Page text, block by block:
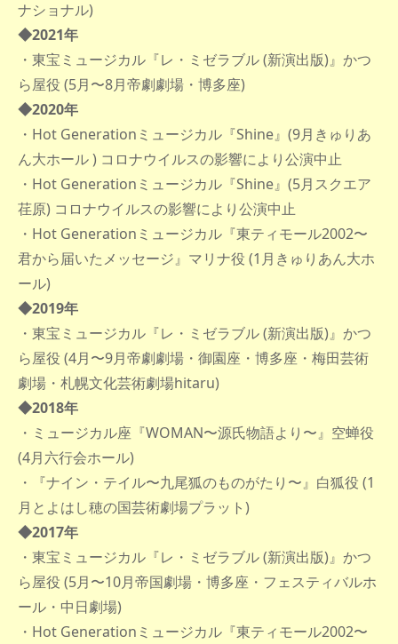
ナショナル)
◆2021年
・東宝ミュージカル『レ・ミゼラブル (新演出版)』かつ
ら屋役 (5月〜8月帝劇劇場・博多座)
◆2020年
・Hot Generationミュージカル『Shine』(9月きゅりあ
ん大ホール ) コロナウイルスの影響により公演中止
・Hot Generationミュージカル『Shine』(5月スクエア
荏原) コロナウイルスの影響により公演中止
・Hot Generationミュージカル『東ティモール2002〜
君から届いたメッセージ』マリナ役 (1月きゅりあん大ホ
ール)
◆2019年
・東宝ミュージカル『レ・ミゼラブル (新演出版)』かつ
ら屋役 (4月〜9月帝劇劇場・御園座・博多座・梅田芸術
劇場・札幌文化芸術劇場hitaru)
◆2018年
・ミュージカル座『WOMAN〜源氏物語より〜』空蝉役
(4月六行会ホール)
・『ナイン・テイル〜九尾狐のものがたり〜』白狐役 (1
月とよはし穂の国芸術劇場プラット)
◆2017年
・東宝ミュージカル『レ・ミゼラブル (新演出版)』かつ
ら屋役 (5月〜10月帝国劇場・博多座・フェスティバルホ
ール・中日劇場)
・Hot Generationミュージカル『東ティモール2002〜